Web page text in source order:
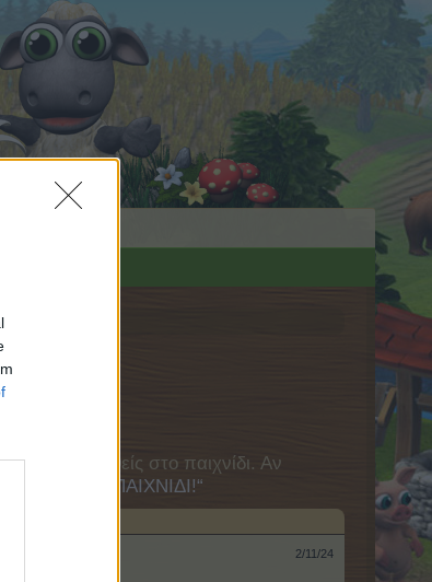
να συνδεθείς στο παιχνίδι. Αν
„ΣΤΟ ΠΑΙΧΝΙΔΙ!“
2/11/24